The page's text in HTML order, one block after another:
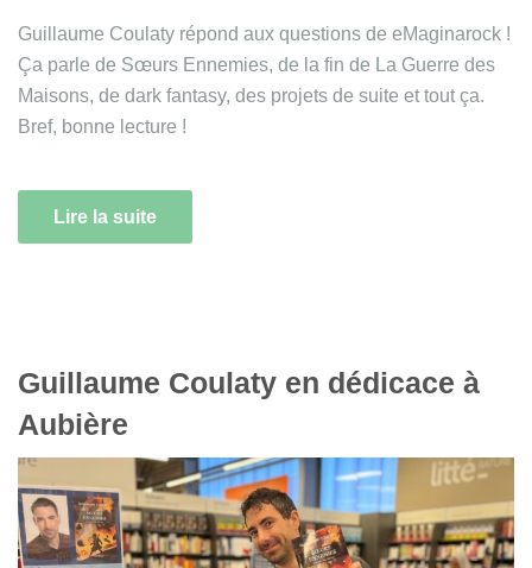
Guillaume Coulaty répond aux questions de eMaginarock !
Ça parle de Sœurs Ennemies, de la fin de La Guerre des
Maisons, de dark fantasy, des projets de suite et tout ça.
Bref, bonne lecture !
Lire la suite
Guillaume Coulaty en dédicace à
Aubière